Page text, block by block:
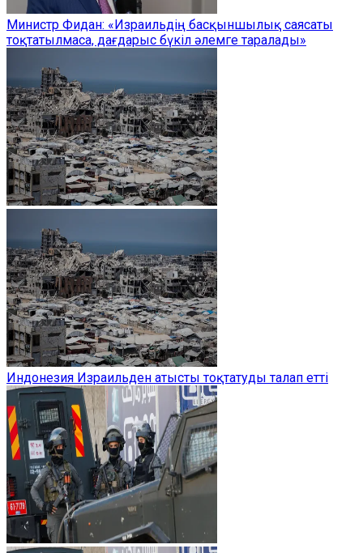
Министр Фидан: «Израильдің басқыншылық саясаты
тоқтатылмаса, дағдарыс бүкіл әлемге таралады»
Индонезия Израильден атысты тоқтатуды талап етті